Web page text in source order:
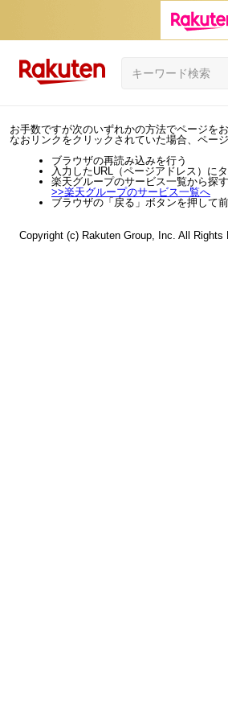
お手数ですが次のいずれかの方法でページをお
なおリンクをクリックされていた場合、ペー
ブラウザの再読み込みを行う
入力したURL（ページアドレス）に
楽天グループのサービス一覧から探す
>>楽天グループのサービス一覧へ
ブラウザの「戻る」ボタンを押して
Copyright (c) Rakuten Group, Inc. All Rights